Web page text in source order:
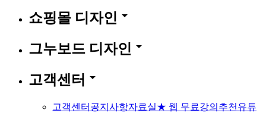
쇼핑몰 디자인 arrow_drop_down
그누보드 디자인 arrow_drop_down
고객센터 arrow_drop_down
고객센터 공지사항자료실★ 웹 무료강의 추천유튜